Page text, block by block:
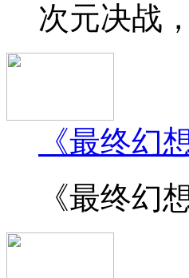
次元决战
《最终幻
《最终幻